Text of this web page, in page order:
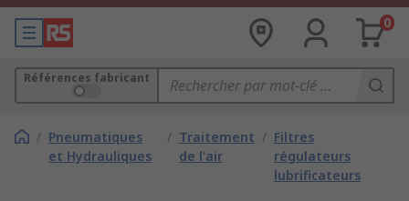
0
Références fabricant
/ Pneumatiques
et Hydrauliques
/ Traitement
de l'air
/ Filtres
régulateurs
lubrificateurs